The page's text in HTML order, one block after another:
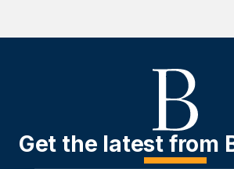
Get the latest from